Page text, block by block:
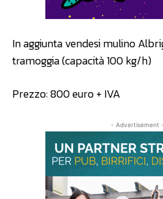
In aggiunta vendesi mulino
tramoggia (capacità 100 kg/h)
Prezzo: 800 euro + IVA
- Advertisement -